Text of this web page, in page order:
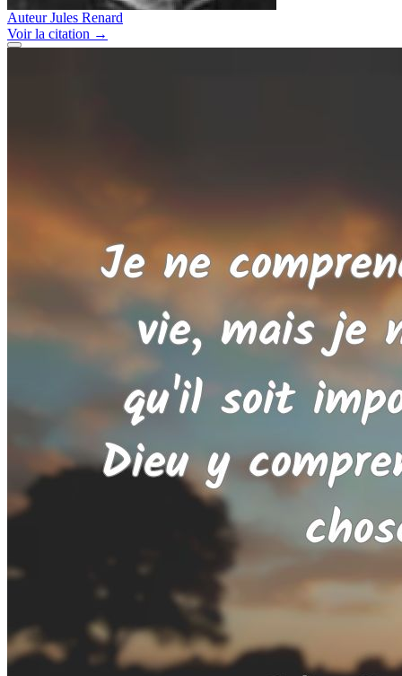
Auteur Jules Renard
Voirla citation →